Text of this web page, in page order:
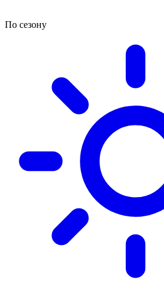
По сезону